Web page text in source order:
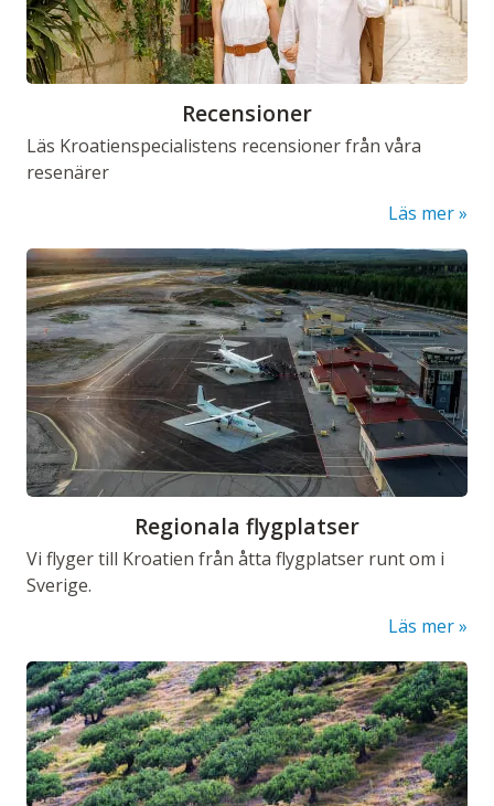
Recensioner
Läs Kroatienspecialistens recensioner från våra
resenärer
Läs mer
Regionala flygplatser
Vi flyger till Kroatien från åtta flygplatser runt om i
Sverige.
Läs mer